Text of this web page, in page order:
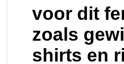
voor dit
zoals
shirts en